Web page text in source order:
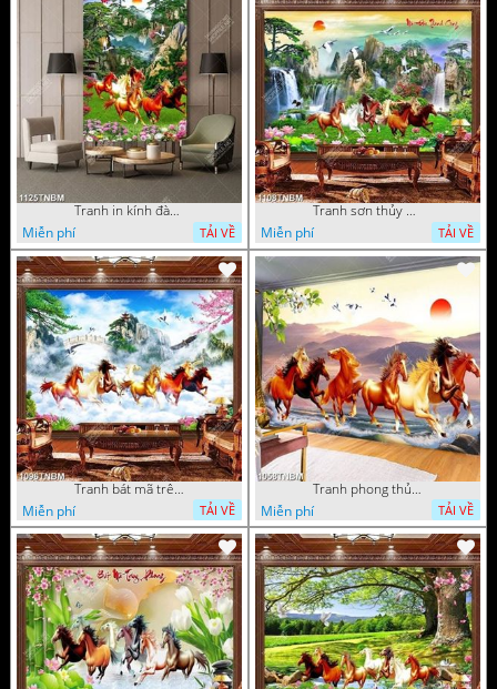
Tranh in kính đàn ngựa trong rừng núi đẹp nhất
Miễn phí
TẢI VỀ
Tranh sơn thủy mã đáo thành công
Miễn phí
TẢI VỀ
Tranh bát mã trên đỉnh núi phủ mây trắng nghệ thuật
Miễn phí
TẢI VỀ
Tranh phong thủy bát mã file PSD
Miễn phí
TẢI VỀ